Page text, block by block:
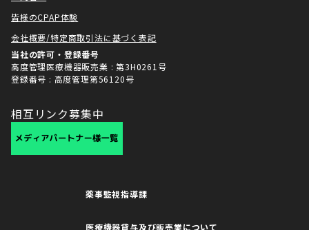
皆様のCPAP体験
会社概要/特定商取引法に基づく表記
当社の許可・登録番号
高度管理医療機器販売業 : 第3H0261号
登録番号 : 高度管理第56120号
相互リンク募集中
薬事監視指導課
医療機器貸与及び販売業について